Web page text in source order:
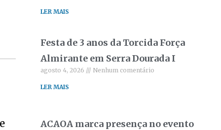
LER MAIS
Festa de 3 anos da Torcida Força
Almirante em Serra Dourada I
agosto 4, 2026 Nenhum comentário
LER MAIS
ACAOA marca presença no evento